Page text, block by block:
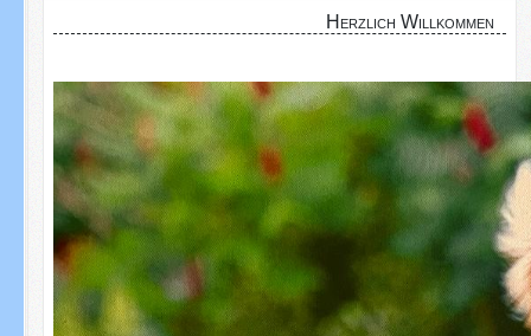
Herzlich Willkommen